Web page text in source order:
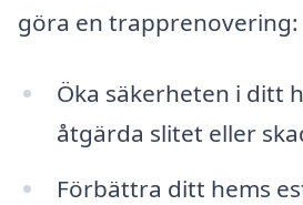
göra en trapprenovering:
Öka säkerheten i ditt
åtgärda slitet eller
Förbättra ditt hems